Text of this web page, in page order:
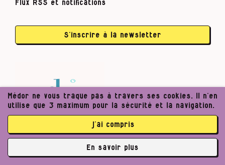
Flux RSS et notifications
S’inscrire à la newsletter
Médor ne vous traque pas à travers ses cookies. Il n’en
utilise que 3 maximum pour la sécurité et la navigation.
j’ai compris
En savoir plus